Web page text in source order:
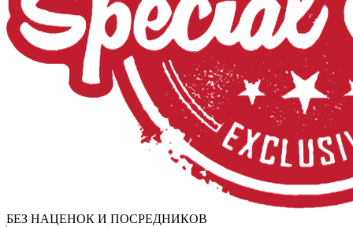
БЕЗ НАЦЕНОК И ПОСРЕДНИКОВ